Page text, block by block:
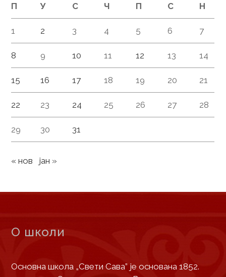
П
У С Ч П С Н
1 2 3 4 5 6 7
8 9 10 11 12 13 14
15 16 17 18 19 20 21
22 23 24 25 26 27 28
29 30 31
« нов јан »
О школи
Основна школа „Свети Сава” је основана 1852.